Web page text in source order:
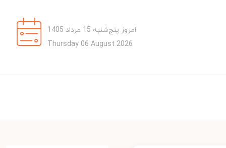
امروز پنج‌شنبه 15 مرداد 1405
Thursday 06 August 2026